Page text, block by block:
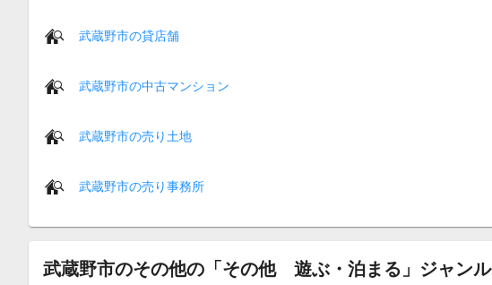
武蔵野市の貸店舗
武蔵野市の中古マンション
武蔵野市の売り土地
武蔵野市の売り事務所
武蔵野市のその他の「その他 遊ぶ・泊まる」ジャンル